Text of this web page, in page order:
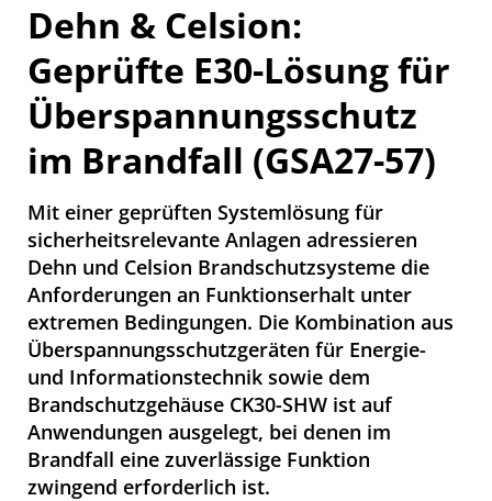
Dehn & Celsion:
Geprüfte E30-Lösung für
Überspannungsschutz
im Brandfall (GSA27-57)
Mit einer geprüften Systemlösung für
sicherheitsrelevante Anlagen adressieren
Dehn und Celsion Brandschutzsysteme die
Anforderungen an Funktionserhalt unter
extremen Bedingungen. Die Kombination aus
Überspannungsschutzgeräten für Energie-
und Informationstechnik sowie dem
Brandschutzgehäuse CK30-SHW ist auf
Anwendungen ausgelegt, bei denen im
Brandfall eine zuverlässige Funktion
zwingend erforderlich ist.